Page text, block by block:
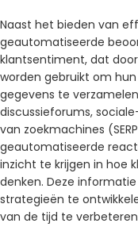
Naast het bieden van
geautomatiseerde
klantsentiment, dat
worden gebruikt om
gegevens te
discussieforums,
van zoekmachines
geautomatiseerde
inzicht te krijgen in hoe
denken. Deze
strategieën te
van de tijd te